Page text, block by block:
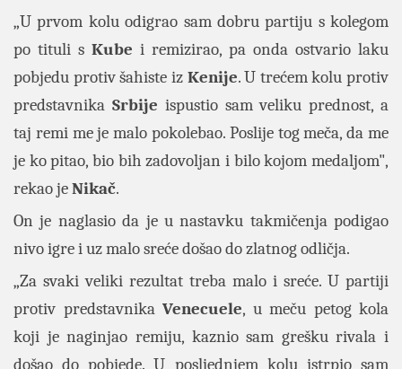
„U prvom kolu odigrao sam dobru partiju s kolegom
po tituli s Kube i remizirao, pa onda ostvario laku
pobjedu protiv šahiste iz Kenije. U trećem kolu protiv
predstavnika Srbije ispustio sam veliku prednost, a
taj remi me je malo pokolebao. Poslije tog meča, da me
je ko pitao, bio bih zadovoljan i bilo kojom medaljom",
rekao jeNikač.
On je naglasio da je u nastavku takmičenja podigao
nivo igre i uz malo sreće došao do zlatnog odličja.
„Za svaki veliki rezultat treba malo i sreće. U partiji
protiv predstavnika Venecuele, u meču petog kola
koji je naginjao remiju, kaznio sam grešku rivala i
došao do pobjede. U posljednjem kolu istrpio sam